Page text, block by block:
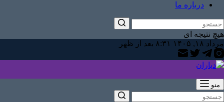
درباره ما
هیچ نتیجه ای
مرداد ۱۸, ۱۴۰۵ ۸:۳۱ بعد از ظهر
منو